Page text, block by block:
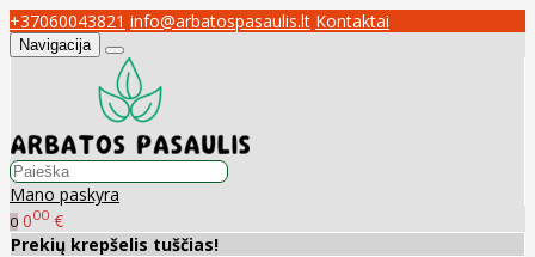
+37060043821 info@arbatospasaulis.lt Kontaktai
Navigacija
Mano paskyra
0 000 €
Prekių krepšelis tuščias!